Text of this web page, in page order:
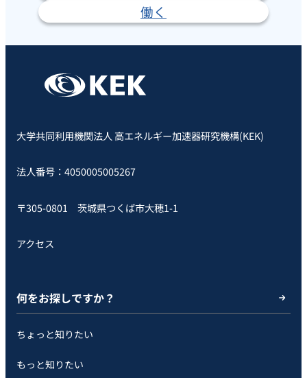
働く
大学共同利用機関法人 高エネルギー加速器研究機構(KEK)
法人番号：4050005005267
〒305-0801 茨城県つくば市大穂1-1
アクセス
何をお探しですか？
ちょっと知りたい
もっと知りたい